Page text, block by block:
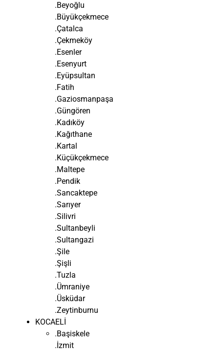
.Beyoğlu
.Büyükçekmece
.Çatalca
.Çekmeköy
.Esenler
.Esenyurt
.Eyüpsultan
.Fatih
.Gaziosmanpaşa
.Güngören
.Kadıköy
.Kağıthane
.Kartal
.Küçükçekmece
.Maltepe
.Pendik
.Sancaktepe
.Sarıyer
.Silivri
.Sultanbeyli
.Sultangazi
.Şile
.Şişli
.Tuzla
.Ümraniye
.Üsküdar
.Zeytinburnu
KOCAELİ
.Başiskele
.İzmit